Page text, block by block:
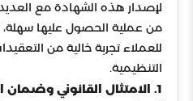
لإصدار هذه الشهادة مع
من عملية الحصول عليها
للعملاء تجربة خالية من
التنظيمية.
1. الامتثال القانوني وضمان استمرارية النشاط